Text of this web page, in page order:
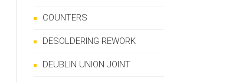
COUNTERS
DESOLDERING REWORK
DEUBLIN UNION JOINT